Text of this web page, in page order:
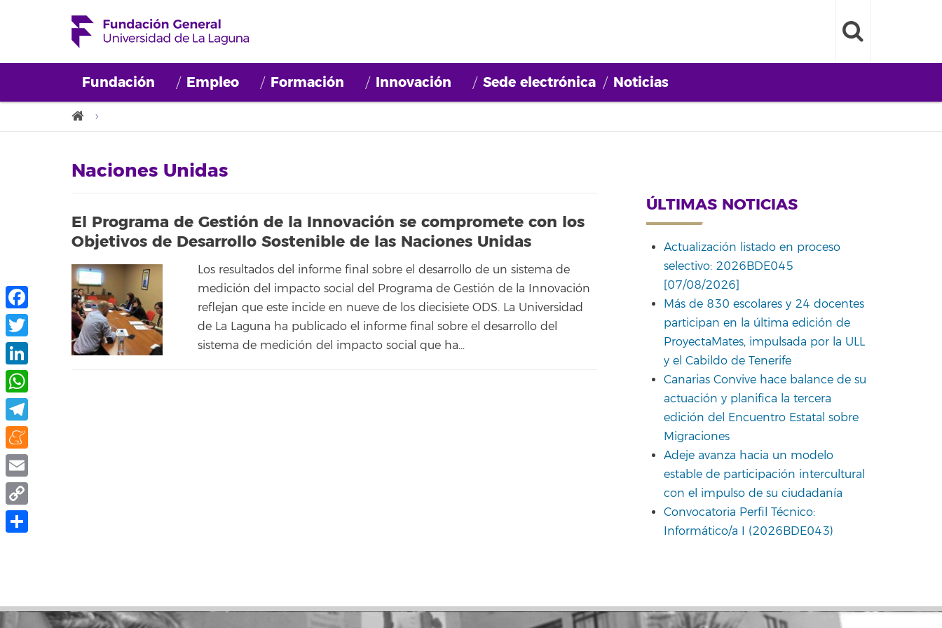
Fundación Empleo Formación Innovación Sede electrónica Noticias
Naciones Unidas
El Programa de Gestión de la Innovación se compromete con los
Objetivos de Desarrollo Sostenible de las Naciones Unidas
Los resultados del informe final sobre el desarrollo de un sistema de
medición del impacto social del Programa de Gestión de la Innovación
reflejan que este incide en nueve de los diecisiete ODS. La Universidad
de La Laguna ha publicado el informe final sobre el desarrollo del
sistema de medición del impacto social que ha...
ÚLTIMAS NOTICIAS
Actualización listado en proceso
selectivo: 2026BDE045
[07/08/2026]
Más de 830 escolares y 24 docentes
participan en la última edición de
ProyectaMates, impulsada por la ULL
y el Cabildo de Tenerife
Canarias Convive hace balance de su
actuación y planifica la tercera
edición del Encuentro Estatal sobre
Migraciones
Adeje avanza hacia un modelo
estable de participación intercultural
con el impulso de su ciudadanía
Convocatoria Perfil Técnico:
Informático/a I (2026BDE043)
Facebook
Twitter
LinkedIn
WhatsApp
Telegram
Meneame
Email
Copy